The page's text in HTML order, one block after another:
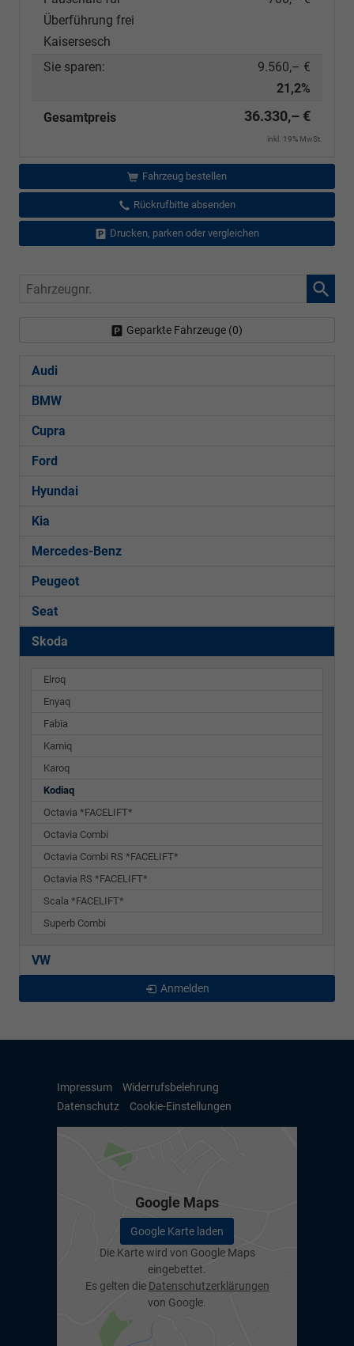
Überführung frei
Kaisersesch
Sie sparen:
9.560,– €
21,2%
Gesamtpreis
36.330,– €
inkl. 19% MwSt.
Fahrzeug bestellen
Rückrufbitte absenden
Drucken, parken oder vergleichen
Fahrzeugnr.
Geparkte Fahrzeuge (0)
Audi
BMW
Cupra
Ford
Hyundai
Kia
Mercedes-Benz
Peugeot
Seat
Skoda
Elroq
Enyaq
Fabia
Kamiq
Karoq
Kodiaq
Octavia *FACELIFT*
Octavia Combi
Octavia Combi RS *FACELIFT*
Octavia RS *FACELIFT*
Scala *FACELIFT*
Superb Combi
VW
Anmelden
Impressum
Widerrufsbelehrung
Datenschutz
Cookie-Einstellungen
Google Maps
Google Karte laden
Die Karte wird von Google Maps
eingebettet.
Es gelten die Datenschutzerklärungen
von Google.